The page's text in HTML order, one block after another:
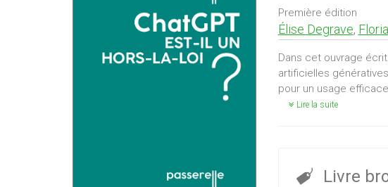
Première édition
Élise Degrave,
Dans cet ouvrage
artificielles
pour un usage
Lire la suite
Livre